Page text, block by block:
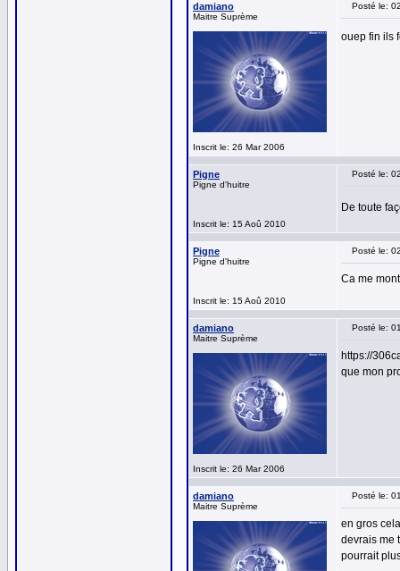
damiano
Maitre Suprème
Inscrit le: 26 Mar 2006
Posté le:
ouep fin ils
Pigne
Pigne d'huitre
Inscrit le: 15 Aoû 2010
Posté le:
De toute
Pigne
Pigne d'huitre
Inscrit le: 15 Aoû 2010
Posté le:
Ca me
damiano
Maitre Suprème
Inscrit le: 26 Mar 2006
Posté le:
https://
que mon
damiano
Maitre Suprème
Posté le:
en gros
devrais me
pourrait